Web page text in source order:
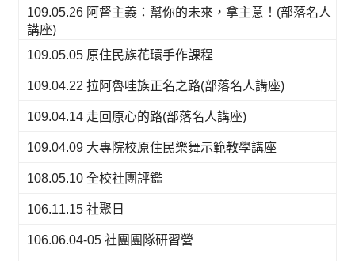
109.05.26 阿督主義：幫你的未來，拿主意！(部落名人
講座)
109.05.05 原住民族花環手作課程
109.04.22 拉阿魯哇族正名之路(部落名人講座)
109.04.14 走回原心的路(部落名人講座)
109.04.09 大專院校原住民樂舞示範教學講座
108.05.10 全校社團評鑑
106.11.15 社聚日
106.06.04-05 社團團隊研習營